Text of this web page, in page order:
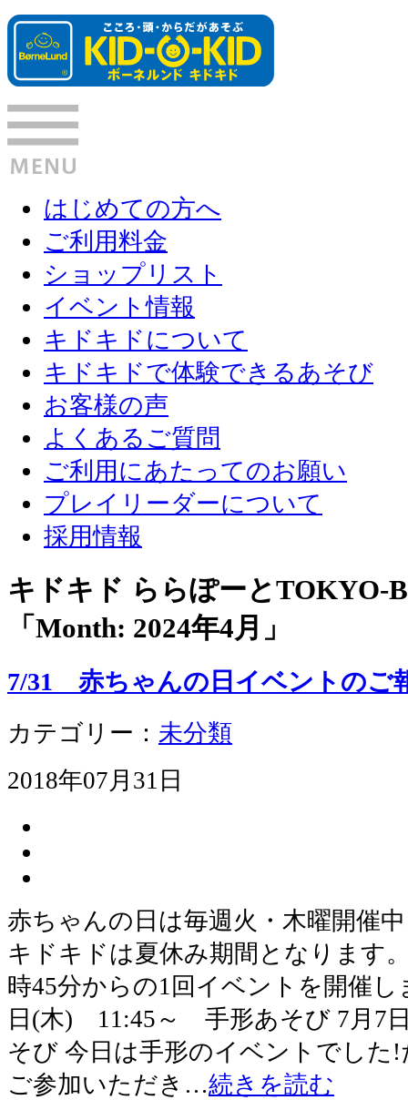
はじめての方へ
ご利用料金
ショップリスト
イベント情報
キドキドについて
キドキドで体験できるあそび
お客様の声
よくあるご質問
ご利用にあたってのお願い
プレイリーダーについて
採用情報
キドキド ららぽーと
「Month: 2024年4月 」
7/31 赤ちゃんの日イベントのご
カテゴリー： 未分類
2018年07月31日
赤ちゃんの日は毎週火・木曜開催
キドキドは夏休み期間となります
時45分からの1回イベントを開催
日(木) 11:45～ 手形あそび 7月7
そび 今日は手形のイベントでした
ご参加いただき…続きを読む